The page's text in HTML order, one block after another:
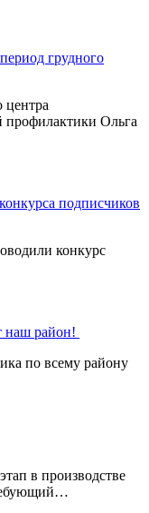
грудного
центра
профилактики Ольга
подписчиков
конкурс
наш район!
по всему району
в производстве